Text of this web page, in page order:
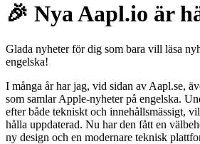
🎉 Nya Aapl.io är
Glada nyheter för dig som bara vill läsa
engelska!
I många år har jag, vid sidan av Aapl.se,
som samlar Apple-nyheter på engelska.
efter både tekniskt och innehållsmässigt,
hålla uppdaterad. Nu har den fått en
ny design och en modernare teknisk